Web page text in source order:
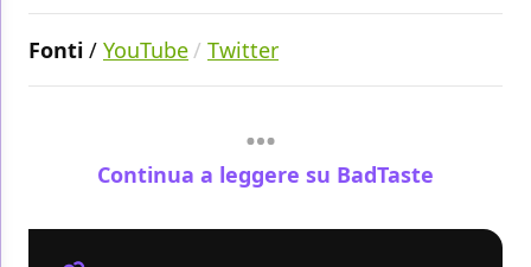
Fonti / YouTube Twitter
Continua a leggere su BadTaste